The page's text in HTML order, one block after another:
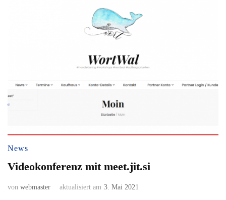
News
Videokonferenz mit meet.jit.si
von webmaster aktualisiert am 3. Mai 2021